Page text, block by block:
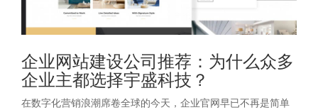
企业网站建设公司推荐：为什么众多
企业主都选择宇盛科技？
在数字化营销浪潮席卷全球的今天，企业官网早已不再是简单